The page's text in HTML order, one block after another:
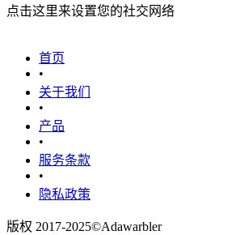
点击这里来设置您的社交网络
首页
•
关于我们
•
产品
•
‎服务条款‎
•
隐私政策
版权 2017-2025©Adawarbler